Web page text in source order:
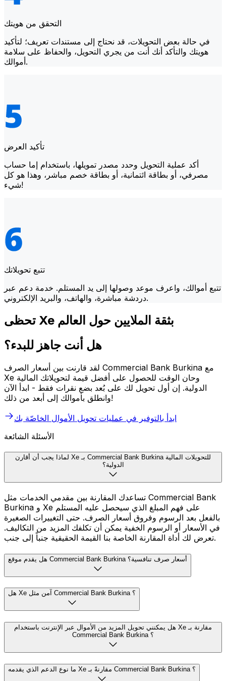
التحقق من هويتك
في حالة بعض التحويلات، قد نحتاج إلى مستندات تعريف؛ لتأكيد
هويتك والتأكد أنك أنت من يجري التحويل، والحفاظ على سلامة
أموالك.
تأكيد العرض
أكد عملية التحويل وحدد مصدر تمويلها، باستخدام إما حساب
مصرفي، أو بطاقة ائتمانية، أو بطاقة خصم مباشر، وهذا هو كل
شيء!
تتبع تحويلاتك
تتبع أموالك، واعرف موعد وصولها إلى يد المستلم. خدمة دعم عبر
دردشة مباشرة، والهاتف، والبريد الإلكتروني.
تحظى Xe بثقة الملايين حول العالم
هل أنت جاهز للبدء؟
لقد قارنت بين أسعار الصرف Commercial Bank Burkina مع
Xe وحان الوقت للحصول على أفضل قيمة لتحويلاتك المالية
الدولية. إن أول تحويل لك على بُعد بضع نقرات فقط - ابدأ الآن
وانطلق بأموالك إلى أبعد من ذلك!
ابدأ بالتوفير في عمليات تحويل الأموال الخاصّة بك
الأسئلة الشائعة
لماذا يجب أن أقارن Xe بـ Commercial Bank Burkina للتحويلات المالية
الدولية؟
تساعدك المقارنة بين مقدمي الخدمات مثل Commercial Bank
Burkina و Xe على فهم المبلغ الذي سيحصل عليه المستلم
بالفعل بعد الرسوم وفروق أسعار الصرف. حتى التغييرات الصغيرة
في الأسعار أو الرسوم الخفية يمكن أن تكلفك المزيد من التكاليف.
تعرض لك أداة المقارنة الخاصة بنا القيمة الحقيقية جنباً إلى جنب.
هل يقدم موقع Commercial Bank Burkina أسعار صرف تنافسية؟
هل Xe آمن مثل Commercial Bank Burkina ؟
هل يمكنني تحويل المزيد من الأموال عبر الإنترنت باستخدام Xe مقارنة بـ
Commercial Bank Burkina ؟
ما نوع الدعم الذي يقدمه Xe مقارنةً بـ Commercial Bank Burkina ؟